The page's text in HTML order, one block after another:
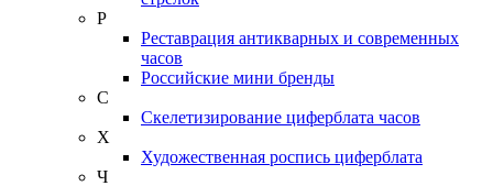
Р
Реставрация антикварных и современных
часов
Российские мини бренды
С
Скелетизирование циферблата часов
Х
Художественная роспись циферблата
Ч